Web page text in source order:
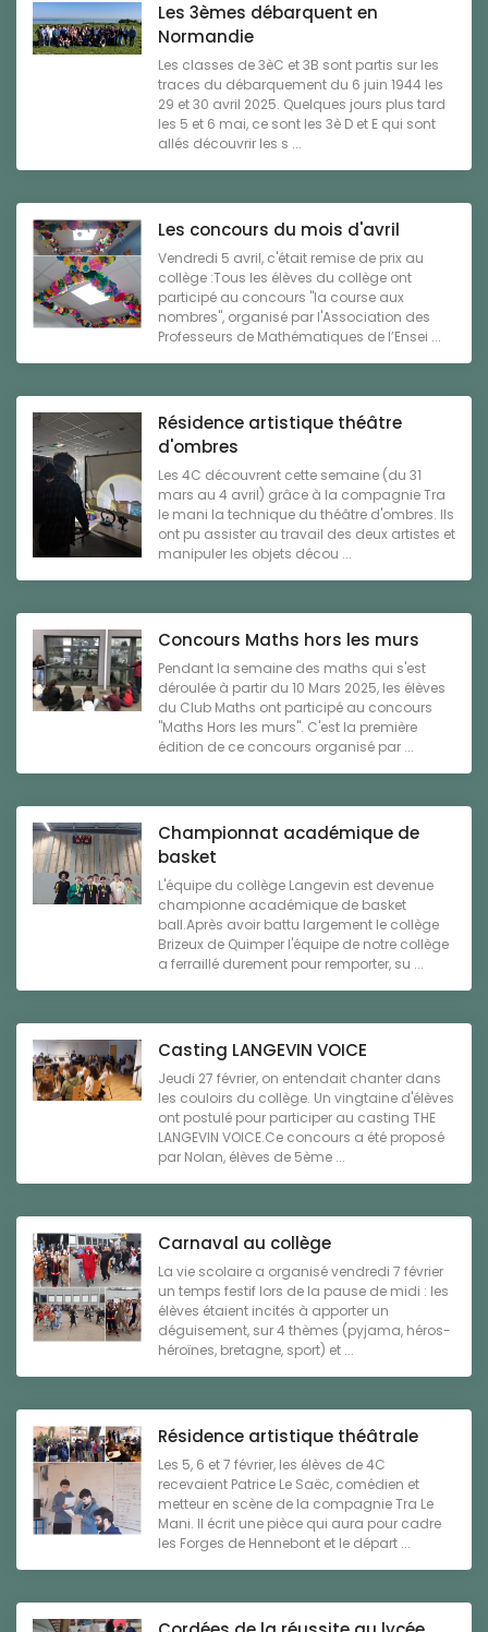
Les 3èmes débarquent en
Normandie
Les classes de 3èC et 3B sont partis sur les
traces du débarquement du 6 juin 1944 les
29 et 30 avril 2025. Quelques jours plus tard
les 5 et 6 mai, ce sont les 3è D et E qui sont
allés découvrir les s ...
Les concours du mois d'avril
Vendredi 5 avril, c'était remise de prix au
collège :Tous les élèves du collège ont
participé au concours "la course aux
nombres", organisé par l'Association des
Professeurs de Mathématiques de l’Ensei ...
Résidence artistique théâtre
d'ombres
Les 4C découvrent cette semaine (du 31
mars au 4 avril) grâce à la compagnie Tra
le mani la technique du théâtre d'ombres. Ils
ont pu assister au travail des deux artistes et
manipuler les objets décou ...
Concours Maths hors les murs
Pendant la semaine des maths qui s'est
déroulée à partir du 10 Mars 2025, les élèves
du Club Maths ont participé au concours
"Maths Hors les murs". C'est la première
édition de ce concours organisé par ...
Championnat académique de
basket
L'équipe du collège Langevin est devenue
championne académique de basket
ball.Après avoir battu largement le collège
Brizeux de Quimper l'équipe de notre collège
a ferraillé durement pour remporter, su ...
Casting LANGEVIN VOICE
Jeudi 27 février, on entendait chanter dans
les couloirs du collège. Un vingtaine d'élèves
ont postulé pour participer au casting THE
LANGEVIN VOICE.Ce concours a été proposé
par Nolan, élèves de 5ème ...
Carnaval au collège
La vie scolaire a organisé vendredi 7 février
un temps festif lors de la pause de midi : les
élèves étaient incités à apporter un
déguisement, sur 4 thèmes (pyjama, héros-
héroïnes, bretagne, sport) et ...
Résidence artistique théâtrale
Les 5, 6 et 7 février, les élèves de 4C
recevaient Patrice Le Saëc, comédien et
metteur en scène de la compagnie Tra Le
Mani. Il écrit une pièce qui aura pour cadre
les Forges de Hennebont et le départ ...